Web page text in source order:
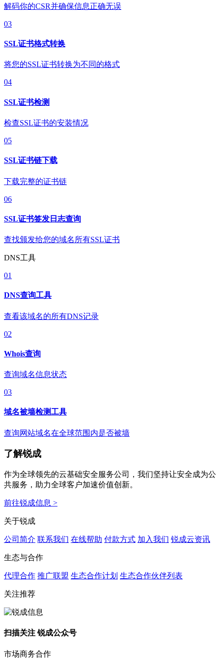
解码你的CSR并确保信息正确无误
03
SSL证书格式转换
将您的SSL证书转换为不同的格式
04
SSL证书检测
检查SSL证书的安装情况
05
SSL证书链下载
下载完整的证书链
06
SSL证书签发日志查询
查找颁发给您的域名所有SSL证书
DNS工具
01
DNS查询工具
查看该域名的所有DNS记录
02
Whois查询
查询域名信息状态
03
域名被墙检测工具
查询网站域名在全球范围内是否被墙
了解锐成
作为全球领先的云基础安全服务公司，我们坚持让安全成为公
共服务，助力全球客户加速价值创新。
前往锐成信息 >
关于锐成
公司简介 联系我们 在线帮助 付款方式 加入我们 锐成云资讯
生态与合作
代理合作 推广联盟 生态合作计划 生态合作伙伴列表
关注推荐
扫描关注 锐成公众号
市场商务合作